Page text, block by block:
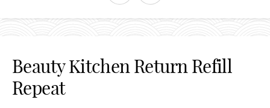
Beauty Kitchen Return Refill
Repeat